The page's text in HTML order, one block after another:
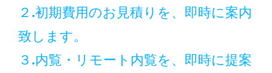
２.初期費用のお見積りを、即時に案内
致します。
３.内覧・リモート内覧を、即時に提案